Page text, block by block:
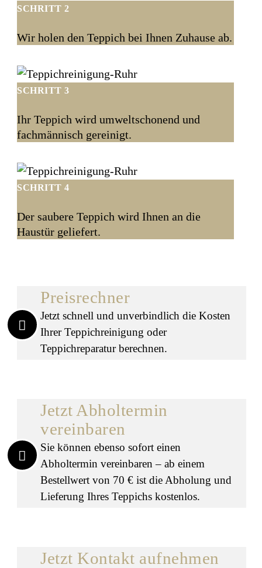
SCHRITT 2
Wir holen den Teppich bei Ihnen Zuhause ab.
SCHRITT 3
Ihr Teppich wird umweltschonend und
fachmännisch gereinigt.
SCHRITT 4
Der saubere Teppich wird Ihnen an die
Haustür geliefert.
Preisrechner
Jetzt schnell und unverbindlich die Kosten
Ihrer Teppichreinigung oder
Teppichreparatur berechnen.
Jetzt Abholtermin
vereinbaren
Sie können ebenso sofort einen
Abholtermin vereinbaren – ab einem
Bestellwert von 70 € ist die Abholung und
Lieferung Ihres Teppichs kostenlos.
Jetzt Kontakt aufnehmen